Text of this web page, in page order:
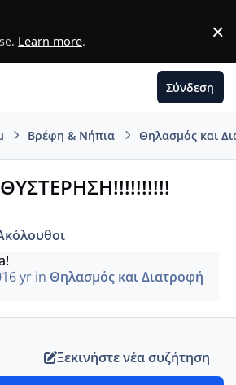
Learn more. ×
Σύνδεση
Βρέφη & Νήπια Θηλασμός και
16 yrin Θηλασμός και Διατροφή
Ξεκινήστε νέα συζήτηση